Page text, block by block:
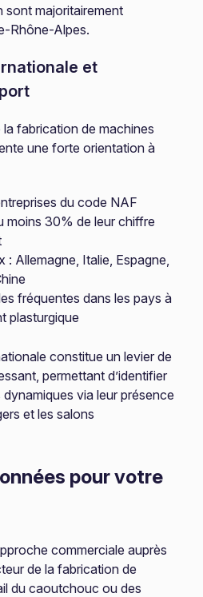
sont majoritairement
Rhône-Alpes.
et
fabrication de machines
une forte orientation à
du code NAF
moins 30% de leur chiffre
: Allemagne, Italie, Espagne,
fréquentes dans les pays à
plasturgique
constitue un levier de
permettant d’identifier
via leur présence
et les salons
pour votre
commerciale auprès
de la fabrication de
du caoutchouc ou des